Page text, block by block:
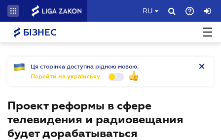
RU
БІЗНЕС
Ця сторінка доступна рідною мовою.
Перейти на українську
Проект реформы в сфере
телевидения и радиовещания
будет дорабатываться